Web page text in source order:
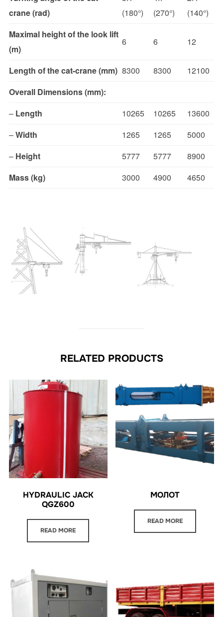
crane (rad)
(180°)
(270°)
(140°)
Maximal height of the look lift
(m)
6 6 12
Length of the cat-crane (mm) 8300 8300
12100
Overall Dimensions (mm):
– Length 10265 10265
13600
–Width 1265 1265
5000
– Height 5777 5777
8900
Mass (kg)
3000 4900 4650
RELATED PRODUCTS
HYDRAULIC JACK
QGZ600
READ MORE
МОЛОТ
READ MORE